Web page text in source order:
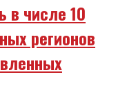
в числе 10
регионов